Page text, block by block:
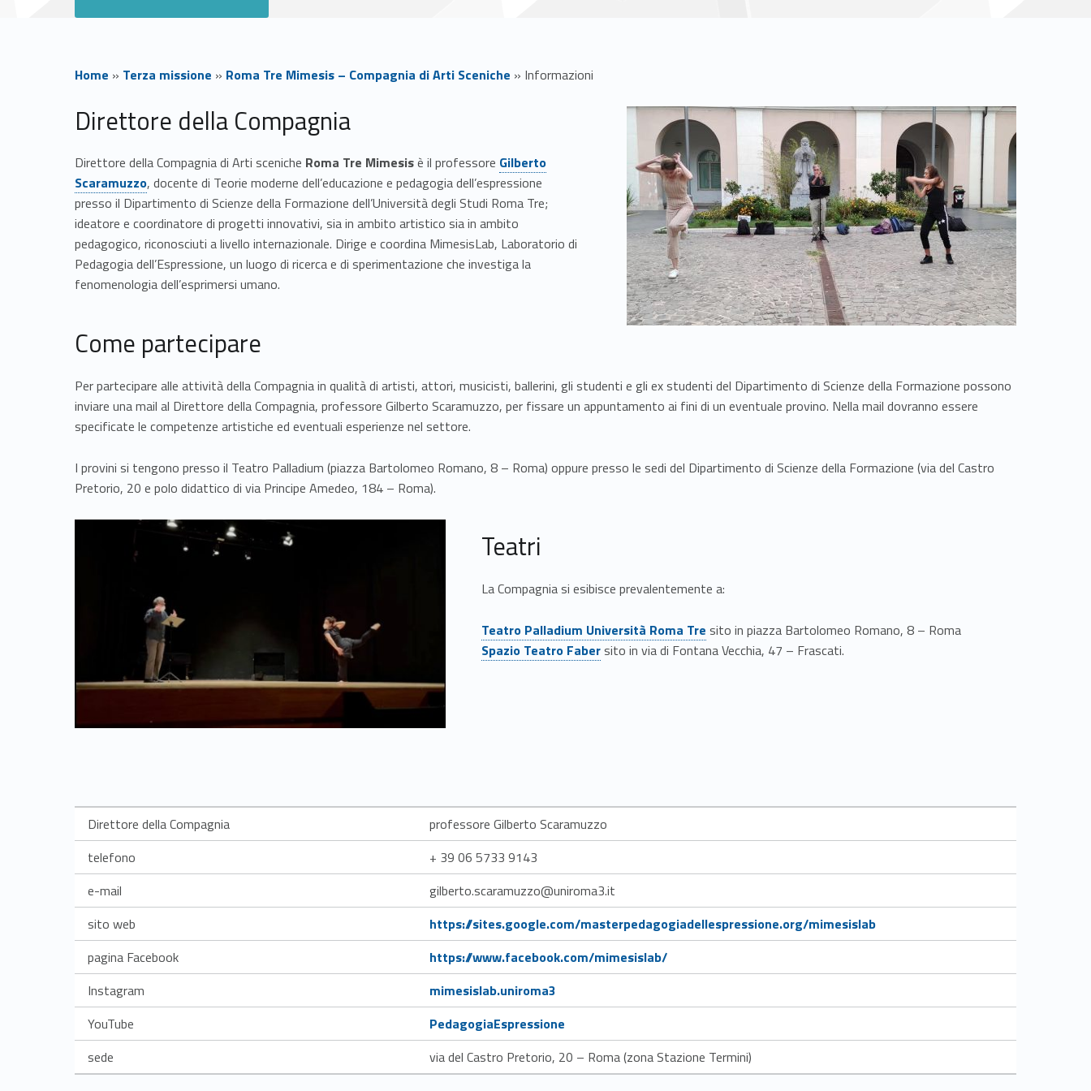
Home » Terza missione » Roma Tre Mimesis – Compagnia di Arti Sceniche » Informazioni
I
n
f
o
r
m
a
z
i
o
n
Direttore della Compagnia
Direttore della Compagnia di Arti sceniche Roma Tre Mimesisè il professore Link identifier #identifier__162595-1
Gilberto
Scaramuzzo, docente di Teorie moderne dell’educazione e pedagogia dell’espressione
presso il Dipartimento di Scienze della Formazione dell’Università degli Studi Roma Tre;
ideatore e coordinatore di progetti innovativi, sia in ambito artistico sia in ambito
pedagogico, riconosciuti a livello internazionale. Dirige e coordina MimesisLab, Laboratorio di
Pedagogia dell’Espressione, un luogo di ricerca e di sperimentazione che investiga la
fenomenologia dell’esprimersi umano.
Come partecipare
Per partecipare alle attività della Compagnia in qualità di artisti, attori, musicisti, ballerini, gli studenti e gli ex studenti del Dipartimento di Scienze della Formazione possono
inviare una mail al Direttore della Compagnia, professore Gilberto Scaramuzzo, per fissare un appuntamento ai fini di un eventuale provino. Nella mail dovranno essere
specificate le competenze artistiche ed eventuali esperienze nel settore.
I provini si tengono presso il Teatro Palladium (piazza Bartolomeo Romano, 8 – Roma) oppure presso le sedi del Dipartimento di Scienze della Formazione (via del Castro
Pretorio, 20 e polo didattico di via Principe Amedeo, 184 – Roma).
Teatri
La Compagnia si esibisce prevalentemente a:
Link identifier #identifier__171075-2
Teatro Palladium Università Roma Tre sito in piazza Bartolomeo Romano, 8 – Roma
Link identifier #identifier__100023-3
Spazio Teatro Fabersito in via di Fontana Vecchia, 47 – Frascati.
Direttore della Compagnia
professore Gilberto Scaramuzzo
telefono
+ 39 06 5733 9143
e-mail
gilberto.scaramuzzo@uniroma3.it
sito web
Link identifier #identifier__71827-4https://sites.google.com/masterpedagogiadellespressione.org/mimesislab
pagina Facebook
Link identifier #identifier__9397-4https://www.facebook.com/mimesislab/
Instagram
mimesislab.uniroma3
YouTube
Link identifier #identifier__6051-6
PedagogiaEspressione
sede
via del Castro Pretorio, 20 – Roma (zona Stazione Termini)